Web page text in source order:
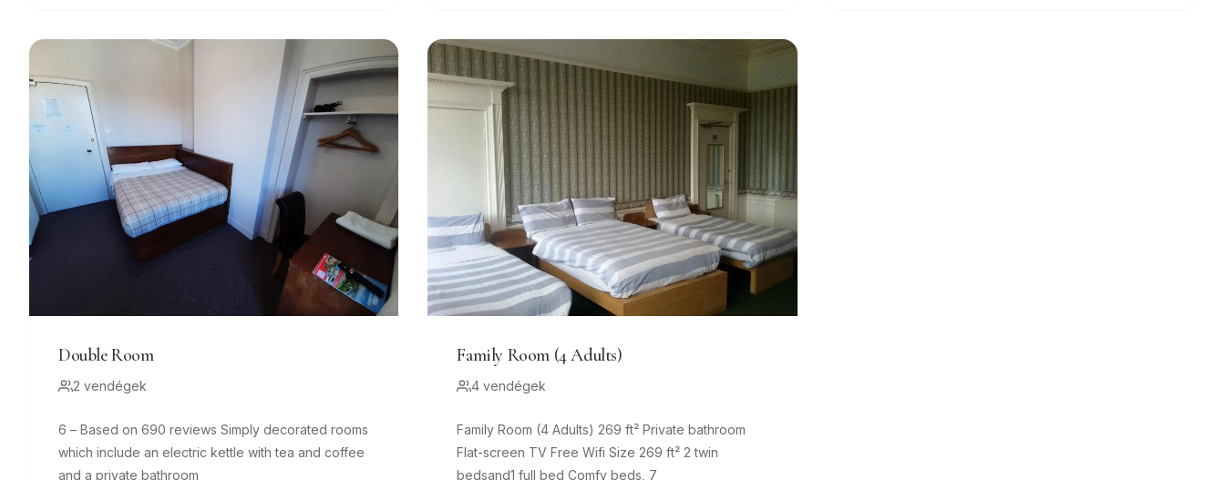
Double Room
2 vendégek
6 – Based on 690 reviews Simply decorated rooms
which include an electric kettle with tea and coffee
and a private bathroom
Family Room (4 Adults)
4 vendégek
Family Room (4 Adults) 269 ft² Private bathroom
Flat-screen TV Free Wifi Size 269 ft² 2 twin
bedsand1 full bed Comfy beds, 7